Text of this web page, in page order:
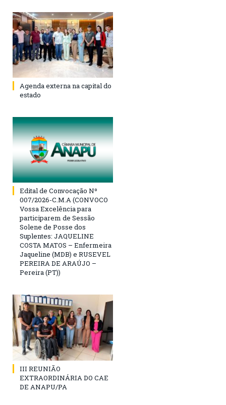
Agenda externa na capital do
estado
Edital de Convocação Nº
007/2026-C.M.A (CONVOCO
Vossa Excelência para
participarem de Sessão
Solene de Posse dos
Suplentes: JAQUELINE
COSTA MATOS – Enfermeira
Jaqueline (MDB) e RUSEVEL
PEREIRA DE ARAÚJO –
Pereira (PT))
III REUNIÃO
EXTRAORDINÁRIA DO CAE
DE ANAPU/PA